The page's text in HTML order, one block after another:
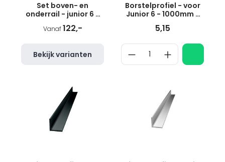
Set boven- en
onderrail - junior 6 -
glans goud
Vanaf122,-
Bekijk varianten
Borstelprofiel - voor
Junior 6 - 1000mm -
6x10mm
5,15